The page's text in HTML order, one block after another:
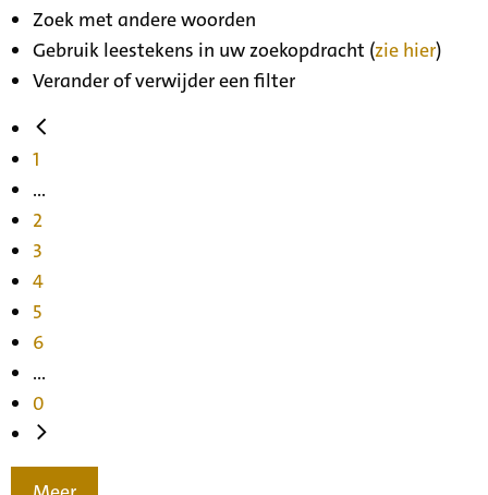
Zoek met andere woorden
Gebruik leestekens in uw zoekopdracht (zie hier)
Verander of verwijder een filter
1
...
2
3
4
5
6
...
0